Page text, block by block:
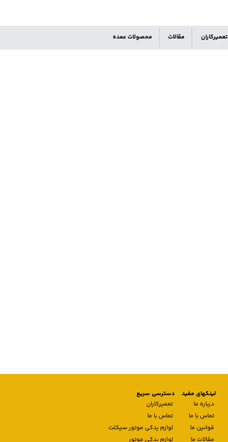
تعمیرکاران مقالات محصولات عمده
لینکهای مفید
درباره ما
تماس با ما
قوانین ما
مقالات ما
دسترسی سریع
تعمیرکاران
تماس با ما
لوازم یدکی موتور سیکلت
لوازم یدکی موتور